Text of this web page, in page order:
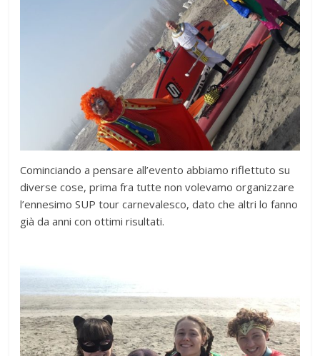
Cominciando a pensare all’evento abbiamo riflettuto su
diverse cose, prima fra tutte non volevamo organizzare
l’ennesimo SUP tour carnevalesco, dato che altri lo fanno
già da anni con ottimi risultati.